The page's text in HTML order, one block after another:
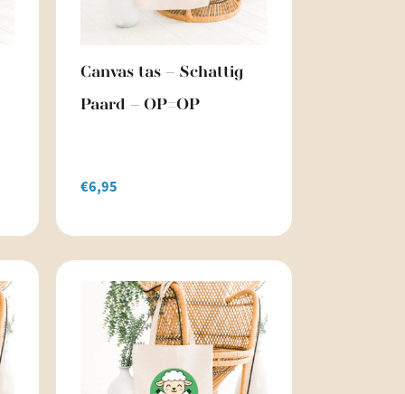
Canvas tas – Schattig
Paard – OP=OP
€6,95